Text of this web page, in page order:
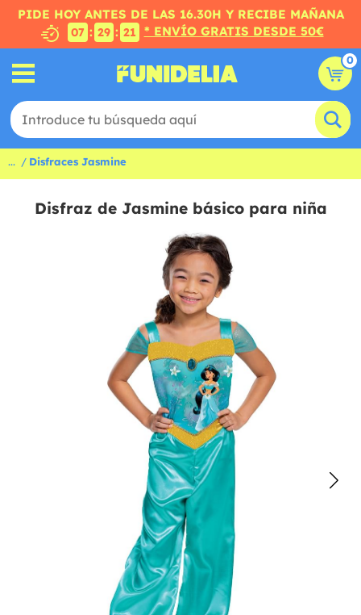
PIDE HOY ANTES DE LAS 16.30H Y RECIBE MAÑANA
07 : 29 : 20 * ENVÍO GRATIS DESDE 50€
0
... Disfraces Jasmine
Disfraz de Jasmine básico para niña